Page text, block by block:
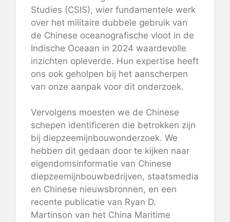
Studies (CSIS), wier fundamentele werk
over het militaire dubbele gebruik van
de Chinese oceanografische vloot in de
Indische Oceaan in 2024 waardevolle
inzichten opleverde. Hun expertise heeft
ons ook geholpen bij het aanscherpen
van onze aanpak voor dit onderzoek.
Vervolgens moesten we de Chinese
schepen identificeren die betrokken zijn
bij diepzeemijnbouwonderzoek. We
hebben dit gedaan door te kijken naar
eigendomsinformatie van Chinese
diepzeemijnbouwbedrijven, staatsmedia
en Chinese nieuwsbronnen, en een
recente publicatie van Ryan D.
Martinson van het China Maritime